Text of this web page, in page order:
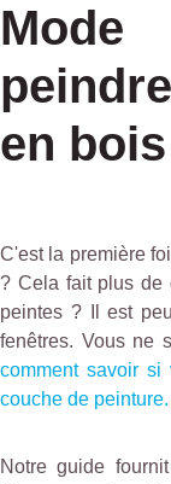
en bois
C'est la première
? Cela fait plus de
peintes ? Il est
fenêtres. Vous ne
comment savoir si
couche de peinture.
Notre guide